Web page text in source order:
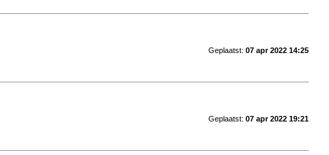
Geplaatst: 07 apr 2022 14:25
Geplaatst: 07 apr 2022 19:21